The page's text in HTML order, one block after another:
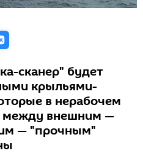
сканер" будет
крыльями-
в нерабочем
между внешним —
— "прочным"